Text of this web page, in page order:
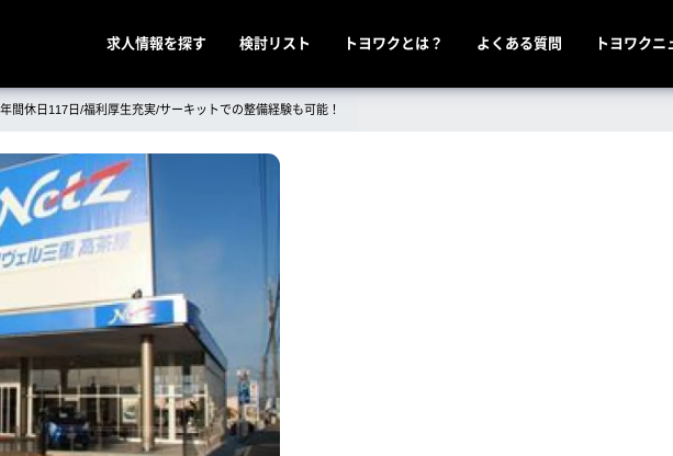
イ
ン
ナ
ビ
ゲ
ー
シ
ン
求人情報を探す 検討リスト トヨワクとは？ よくある質問 トヨワクニ
間休日117日/福利厚生充実/サーキットでの整備経験も可能！